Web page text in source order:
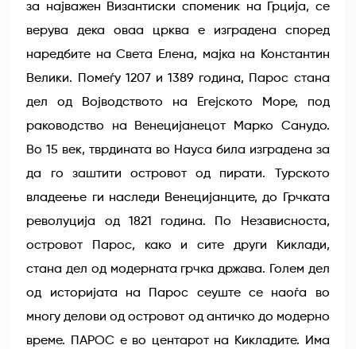
за најважен Византиски споменик на Грција, се
верува дека оваа црква е изградена според
наредбите на Света Елена, мајка на Константин
Велики. Помеѓу 1207 и 1389 година, Парос стана
дел од Војводството на Егејското Море, под
раководство на Венецијанецот Марко Санудо.
Во 15 век, тврдината во Науса била изградена за
да го заштити островот од пирати. Турското
владеење ги наследи Венецијанците, до Грчката
револуција од 1821 година. По Независноста,
островот Парос, како и сите други Киклади,
стана дел од модерната грчка држава. Голем дел
од историјата на Парос сеуште се наоѓа во
многу делови од островот од античко до модерно
време. ПАРОС е во центарот на Кикладите. Има